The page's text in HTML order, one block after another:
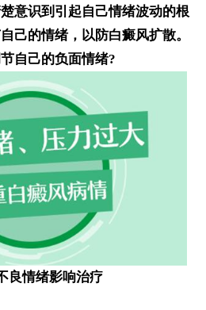
识到引起自己情绪波动的根
己的情绪，以防白癜风扩散。
己的负面情绪?
良情绪影响治疗